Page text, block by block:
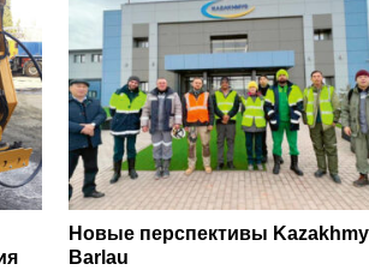
Новые перспективы
Barlau